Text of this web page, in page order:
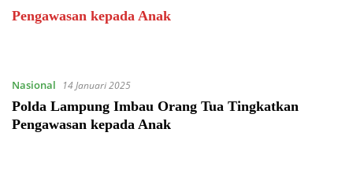
Pengawasan kepada Anak
Nasional 14 Januari 2025
Polda Lampung Imbau Orang Tua Tingkatkan
Pengawasan kepada Anak